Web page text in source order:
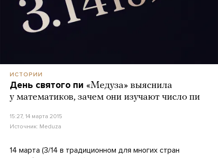
ИСТОРИИ
День святого пи «Медуза» выяснила
у математиков, зачем они изучают число пи
15:27, 14 марта 2015
Источник: Meduza
14 марта (3/14 в традиционном для многих стран